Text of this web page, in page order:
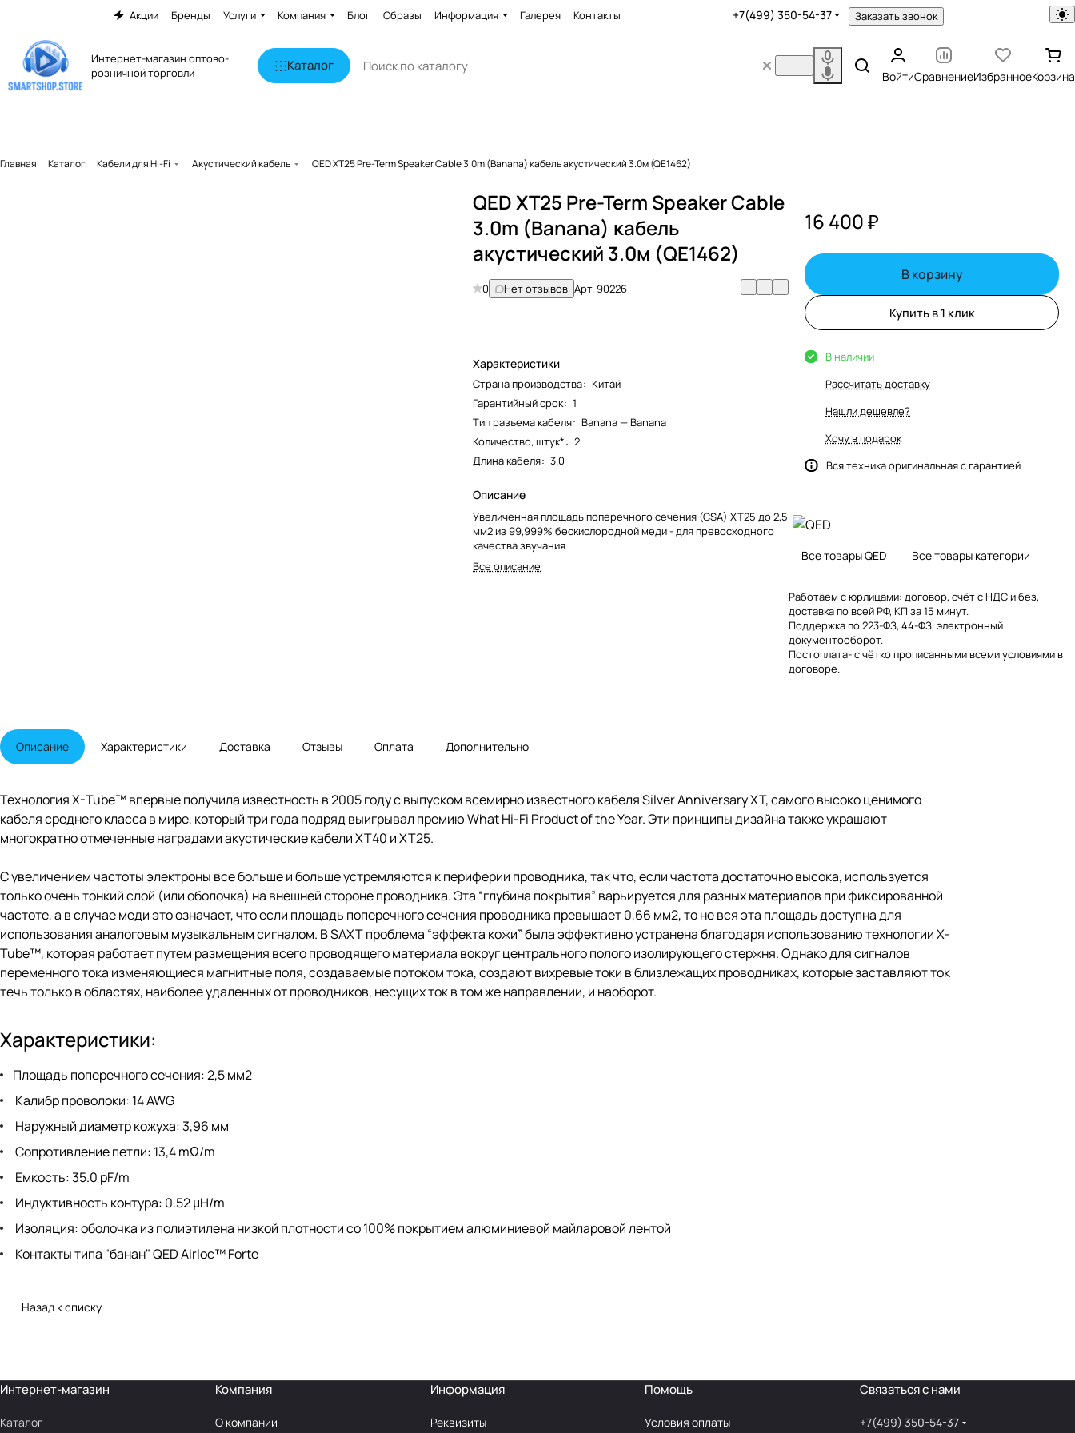
Акции Бренды Услуги Компания Блог Образы Информация Галерея Контакты +7(499) 350-54-37 Заказать звонок
Интернет-магазин оптово-
розничной торговли
Каталог
ВойтиСравнениеИзбранноеКорзина
Главная Каталог Кабели для Hi-Fi Акустический кабель QED XT25 Pre-Term Speaker Cable 3.0m (Banana) кабель акустический 3.0м (QE1462)
QED XT25 Pre-Term Speaker Cable
3.0m (Banana) кабель
акустический 3.0м (QE1462)
0 Нет отзывов Арт.90226
Характеристики
Страна производства: Китай
Гарантийный срок: 1
Тип разъема кабеля: Banana — Banana
Количество, штук*: 2
Длина кабеля: 3.0
Описание
Увеличенная площадь поперечного сечения (CSA) XT25 до 2,5
мм2 из 99,999% бескислородной меди - для превосходного
качества звучания
Все описание
16 400 ₽
В корзину
Купить в 1 клик
В наличии
Рассчитать доставку
Нашли дешевле?
Хочу в подарок
Вся техника оригинальная с гарантией.
Все товары QED Все товары категории
Работаем с юрлицами: договор, счёт с НДС и без,
доставка по всей РФ, КП за 15 минут.
Поддержка по 223-ФЗ, 44-ФЗ, электронный
документооборот.
Постоплата- с чётко прописанными всеми условиями в
договоре.
Описание Характеристики Доставка Отзывы Оплата Дополнительно
Технология X-Tube™ впервые получила известность в 2005 году с выпуском всемирно известного кабеля Silver Anniversary XT, самого высоко ценимого
кабеля среднего класса в мире, который три года подряд выигрывал премию What Hi-Fi Product of the Year. Эти принципы дизайна также украшают
многократно отмеченные наградами акустические кабели XT40 и XT25.
С увеличением частоты электроны все больше и больше устремляются к периферии проводника, так что, если частота достаточно высока, используется
только очень тонкий слой (или оболочка) на внешней стороне проводника. Эта “глубина покрытия” варьируется для разных материалов при фиксированной
частоте, а в случае меди это означает, что если площадь поперечного сечения проводника превышает 0,66 мм2, то не вся эта площадь доступна для
использования аналоговым музыкальным сигналом. В SAXT проблема “эффекта кожи” была эффективно устранена благодаря использованию технологии X-
Tube™, которая работает путем размещения всего проводящего материала вокруг центрального полого изолирующего стержня. Однако для сигналов
переменного тока изменяющиеся магнитные поля, создаваемые потоком тока, создают вихревые токи в близлежащих проводниках, которые заставляют ток
течь только в областях, наиболее удаленных от проводников, несущих ток в том же направлении, и наоборот.
Характеристики:
Площадь поперечного сечения: 2,5 мм2
Калибр проволоки: 14 AWG
Наружный диаметр кожуха: 3,96 мм
Сопротивление петли: 13,4 mΩ/m
Емкость: 35.0 pF/m
Индуктивность контура: 0.52 μH/m
Изоляция: оболочка из полиэтилена низкой плотности со 100% покрытием алюминиевой майларовой лентой
Контакты типа "банан" QED Airloc™ Forte
Назад к списку
Интернет-магазин
Каталог
Компания
О компании
Информация
Реквизиты
Помощь
Условия оплаты
Связаться с нами
+7(499) 350-54-37